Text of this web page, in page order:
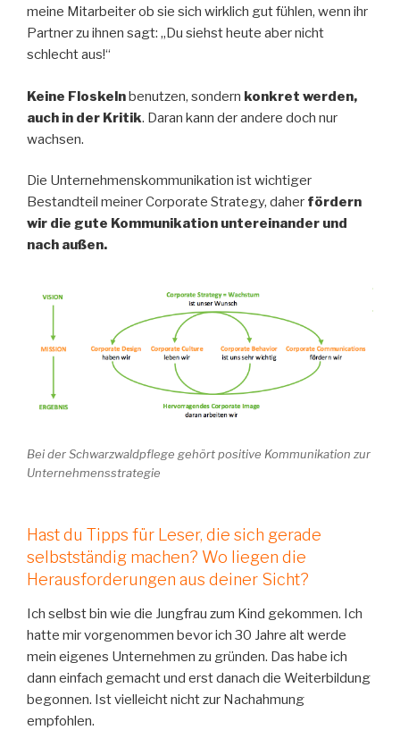
meine Mitarbeiter ob sie sich wirklich gut fühlen, wenn ihr
Partner zu ihnen sagt: „Du siehst heute aber nicht
schlecht aus!“
Keine Floskelnbenutzen, sondern konkret werden,
auch in der Kritik. Daran kann der andere doch nur
wachsen.
Die Unternehmenskommunikation ist wichtiger
Bestandteil meiner Corporate Strategy, daher fördern
wir die gute Kommunikation untereinander und
nach außen.
Bei der Schwarzwaldpflege gehört positive Kommunikation zur
Unternehmensstrategie
Hast du Tipps für Leser, die sich gerade
selbstständig machen? Wo liegen die
Herausforderungen aus deiner Sicht?
Ich selbst bin wie die Jungfrau zum Kind gekommen. Ich
hatte mir vorgenommen bevor ich 30 Jahre alt werde
mein eigenes Unternehmen zu gründen. Das habe ich
dann einfach gemacht und erst danach die Weiterbildung
begonnen. Ist vielleicht nicht zur Nachahmung
empfohlen.